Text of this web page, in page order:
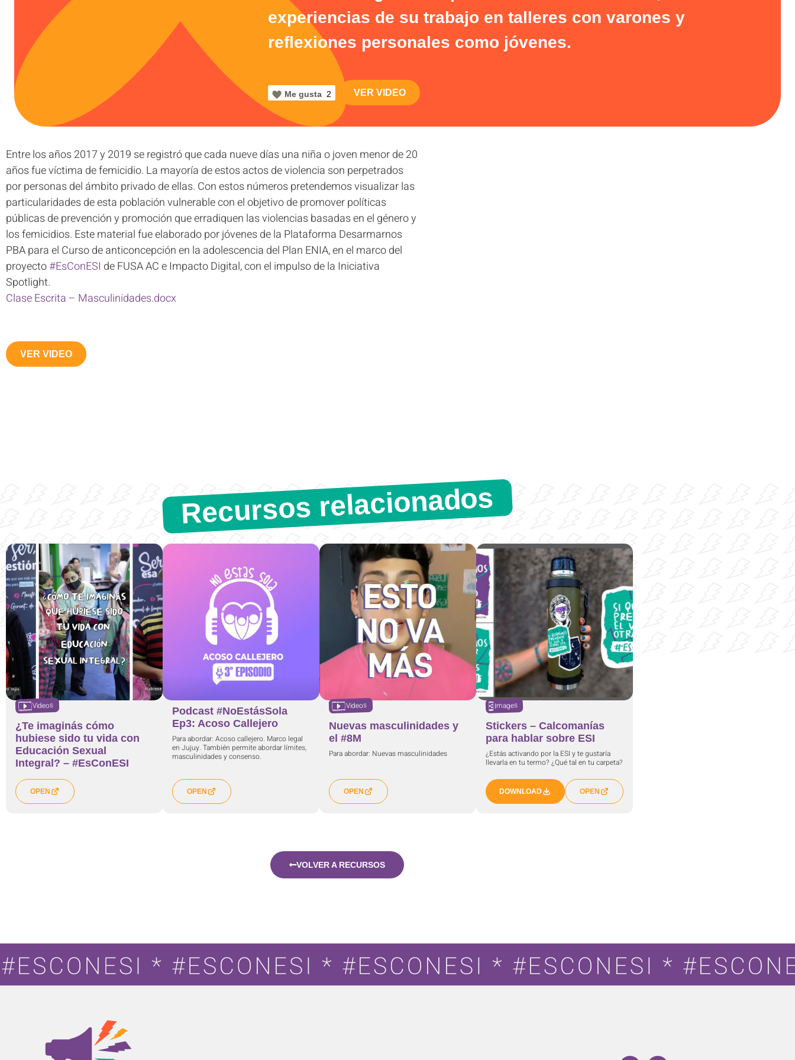
experiencias de su trabajo en talleres con varones y
reflexiones personales como jóvenes.
Me gusta 2 VER VIDEO
Entre los años 2017 y 2019 se registró que cada nueve días una niña o joven menor de 20
años fue víctima de femicidio. La mayoría de estos actos de violencia son perpetrados
por personas del ámbito privado de ellas. Con estos números pretendemos visualizar las
particularidades de esta población vulnerable con el objetivo de promover políticas
públicas de prevención y promoción que erradiquen las violencias basadas en el género y
los femicidios. Este material fue elaborado por jóvenes de la Plataforma Desarmarnos
PBA para el Curso de anticoncepción en la adolescencia del Plan ENIA, en el marco del
proyecto#EsConESI de FUSA AC e Impacto Digital, con el impulso de la Iniciativa
Spotlight.
Clase Escrita – Masculinidades.docx
VER VIDEO
Recursos relacionados
Videos
¿Te imaginás cómo
hubiese sido tu vida con
Educación Sexual
Integral? – #EsConESI
OPEN
Podcast #NoEstásSola
Ep3: Acoso Callejero
Para abordar: Acoso callejero. Marco legal
en Jujuy. También permite abordar límites,
masculinidades y consenso.
OPEN
Videos
Nuevas masculinidades y
el #8M
Para abordar: Nuevas masculinidades
OPEN
Images
Stickers – Calcomanías
para hablar sobre ESI
¿Estás activando por la ESI y te gustaría
llevarla en tu termo? ¿Qué tal en tu carpeta?
DOWNLOAD OPEN
VOLVER A RECURSOS